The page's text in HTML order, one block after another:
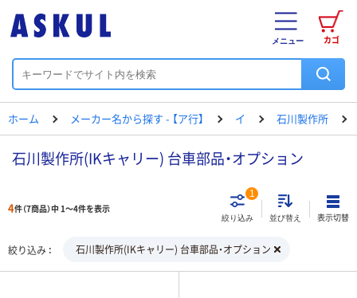
カゴ
メニュー
ホーム メーカー名から探す - 【ア行】 イ 石川製作所
石川製作所(IKキャリー) 台車部品・オプション
4件（7商品）中 1～4件を表示
絞り込み
1
並び替え 表示切替
絞り込み 石川製作所(IKキャリー) 台車部品・オプション